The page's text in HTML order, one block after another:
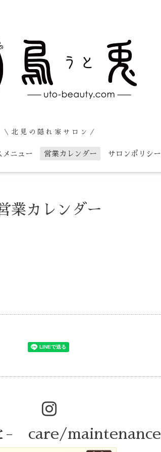
＼ 北 見 の 隠 れ 家 サ ロ ン ／
メニュー 営業カレンダー サロンポリシー
業カレンダー
- care/maintenance